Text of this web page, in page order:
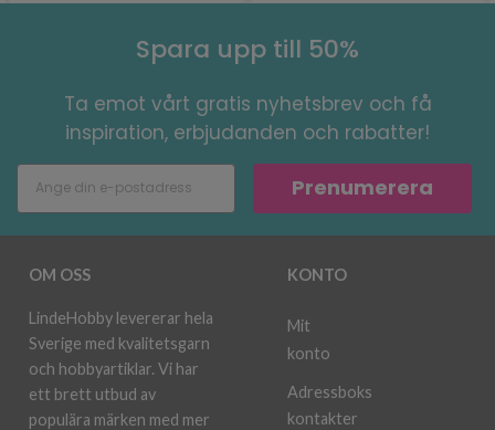
Spara upp till 50%
Ta emot vårt gratis nyhetsbrev och få
inspiration, erbjudanden och rabatter!
Prenumerera
OM OSS
LindeHobby levererar hela
Sverige med kvalitetsgarn
och hobbyartiklar. Vi har
ett brett utbud av
populära märken med mer
KONTO
Mit
konto
Adressboks
kontakter